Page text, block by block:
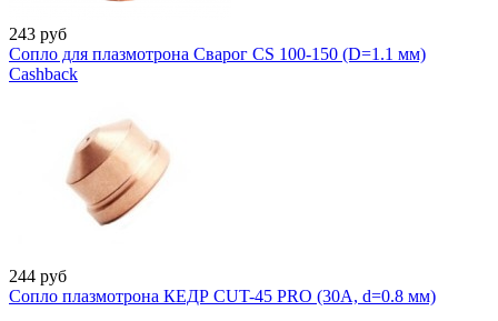
243 руб
Сопло для плазмотрона Сварог CS 100-150 (D=1.1 мм)
Cashback
244 руб
Сопло плазмотрона КЕДР CUT-45 PRO (30А, d=0.8 мм)